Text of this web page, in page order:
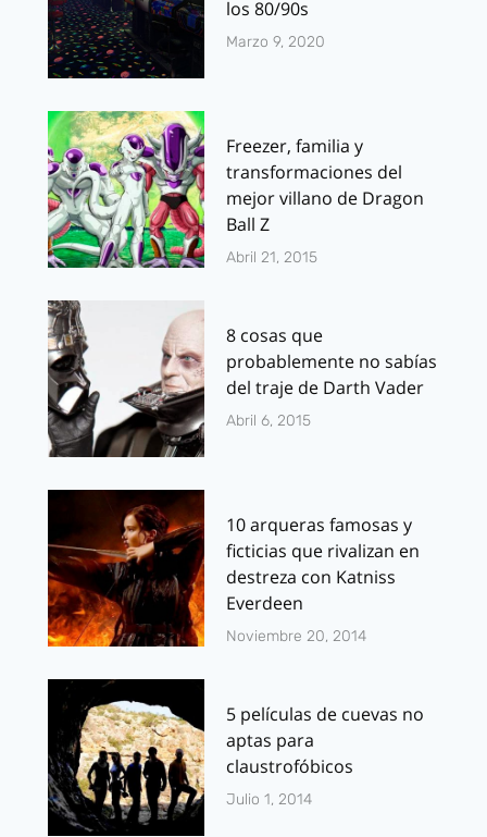
los 80/90s
Marzo 9, 2020
Freezer, familia y
transformaciones del
mejor villano de Dragon
Ball Z
Abril 21, 2015
8 cosas que
probablemente no sabías
del traje de Darth Vader
Abril 6, 2015
10 arqueras famosas y
ficticias que rivalizan en
destreza con Katniss
Everdeen
Noviembre 20, 2014
5 películas de cuevas no
aptas para
claustrofóbicos
Julio 1, 2014